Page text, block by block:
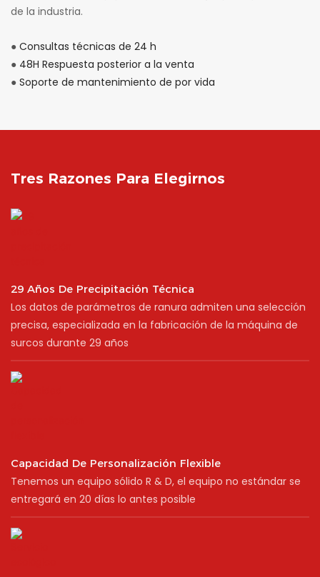
de la industria.
● Consultas técnicas de 24 h
● 48H Respuesta posterior a la venta
● Soporte de mantenimiento de por vida
Tres Razones Para Elegirnos
29 Años De Precipitación Técnica
Los datos de parámetros de ranura admiten una selección
precisa, especializada en la fabricación de la máquina de
surcos durante 29 años
Capacidad De Personalización Flexible
Tenemos un equipo sólido R & D, el equipo no estándar se
entregará en 20 días lo antes posible